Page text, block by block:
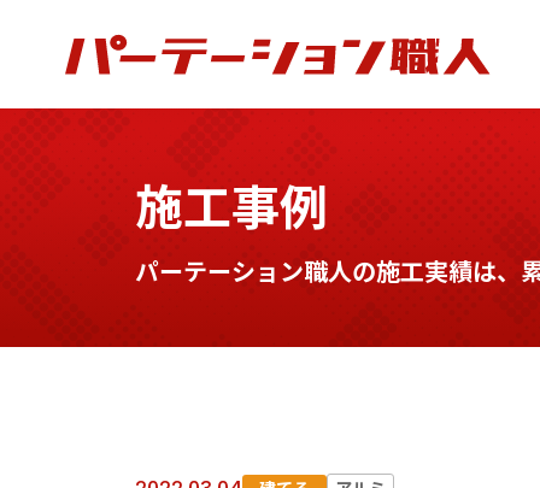
施工事例
パーテーション職人の施工実績は、